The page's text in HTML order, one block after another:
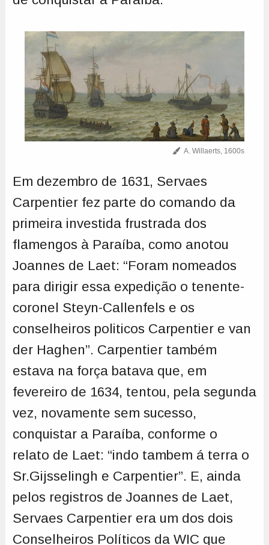
A. Willaerts, 1600s
Em dezembro de 1631, Servaes
Carpentier fez parte do comando da
primeira investida frustrada dos
flamengos à Paraíba, como anotou
Joannes de Laet: “Foram nomeados
para dirigir essa expedição o tenente-
coronel Steyn-Callenfels e os
conselheiros politicos Carpentier e van
der Haghen”. Carpentier também
estava na força batava que, em
fevereiro de 1634, tentou, pela segunda
vez, novamente sem sucesso,
conquistar a Paraíba, conforme o
relato de Laet: “indo tambem á terra o
Sr.Gijsselingh e Carpentier”. E, ainda
pelos registros de Joannes de Laet,
Servaes Carpentier era um dos dois
Conselheiros Políticos da WIC que